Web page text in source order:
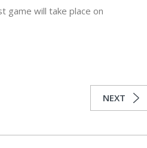
game will take place on
NEXT